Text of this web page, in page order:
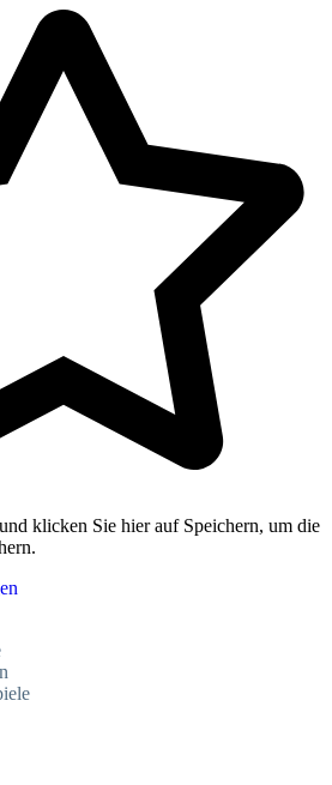
klicken Sie hier auf Speichern, um die